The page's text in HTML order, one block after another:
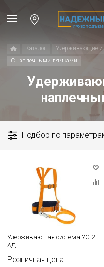
Каталог
Удерживающие и
С наплечными лямками
Подбор по
Удерживающая система УС 2
АД
Розничная цена